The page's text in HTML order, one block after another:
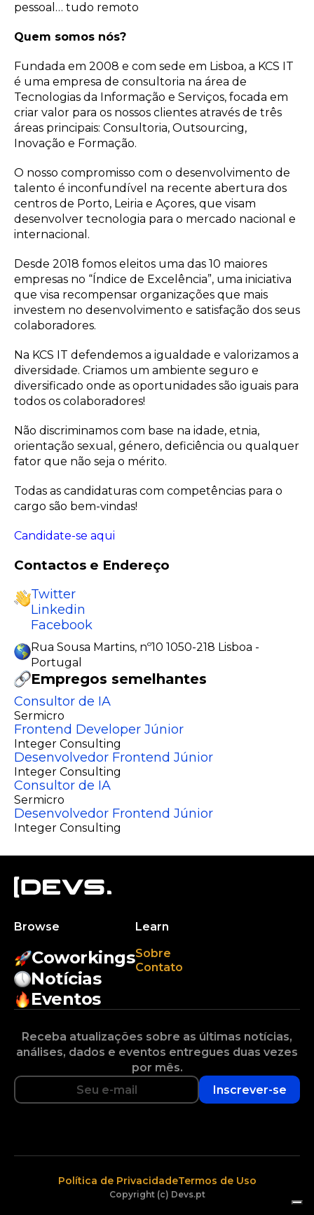
pessoal… tudo remoto
Quem somos nós?
Fundada em 2008 e com sede em Lisboa, a KCS IT
é uma empresa de consultoria na área de
Tecnologias da Informação e Serviços, focada em
criar valor para os nossos clientes através de três
áreas principais: Consultoria, Outsourcing,
Inovação e Formação.
O nosso compromisso com o desenvolvimento de
talento é inconfundível na recente abertura dos
centros de Porto, Leiria e Açores, que visam
desenvolver tecnologia para o mercado nacional e
internacional.
Desde 2018 fomos eleitos uma das 10 maiores
empresas no “Índice de Excelência”, uma iniciativa
que visa recompensar organizações que mais
investem no desenvolvimento e satisfação dos seus
colaboradores.
Na KCS IT defendemos a igualdade e valorizamos a
diversidade. Criamos um ambiente seguro e
diversificado onde as oportunidades são iguais para
todos os colaboradores!
Não discriminamos com base na idade, etnia,
orientação sexual, género, deficiência ou qualquer
fator que não seja o mérito.
Todas as candidaturas com competências para o
cargo são bem-vindas!
Candidate-se aqui
Contactos e Endereço
Twitter
Linkedin
Facebook
Rua Sousa Martins, nº10 1050-218 Lisboa -
Portugal
Empregos semelhantes
Consultor de IA
Sermicro
Frontend Developer Júnior
Integer Consulting
Desenvolvedor Frontend Júnior
Integer Consulting
Consultor de IA
Sermicro
Desenvolvedor Frontend Júnior
Integer Consulting
Browse
Coworkings
Notícias
Eventos
Learn
Sobre
Contato
Receba atualizações sobre as últimas notícias,
análises, dados e eventos entregues duas vezes
por mês.
Inscrever-se
Copyright (c) Devs.pt
Política de PrivacidadeTermos de Uso